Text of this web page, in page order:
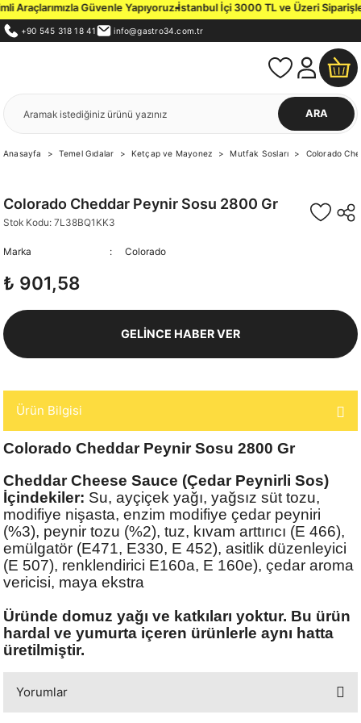
Güvenle Yapıyoruz.İstanbul İçi 3000 TL ve Üzeri
+90 545 318 18 41 info@gastro34.com.tr
ARA
Anasayfa Temel Gıdalar Ketçap ve Mayonez Mutfak Sosları Colorado
Colorado Cheddar Peynir Sosu 2800 Gr
Stok Kodu: 7L38BQ1KK3
Marka Colorado
₺ 901,58
GELİNCE HABER VER
Ürün Bilgisi
Colorado Cheddar Peynir Sosu 2800 Gr
Cheddar Cheese Sauce (Çedar Peynirli Sos)
İçindekiler: Su, ayçiçek yağı, yağsız süt tozu,
modifiye nişasta, enzim modifiye çedar peyniri
(%3), peynir tozu (%2), tuz, kıvam arttırıcı (E 466),
emülgatör (E471, E330, E 452), asitlik düzenleyici
(E 507), renklendirici E160a, E 160e), çedar aroma
vericisi, maya ekstra
Üründe domuz yağı ve katkıları yoktur. Bu ürün
hardal ve yumurta içeren ürünlerle aynı hatta
üretilmiştir.
Yorumlar